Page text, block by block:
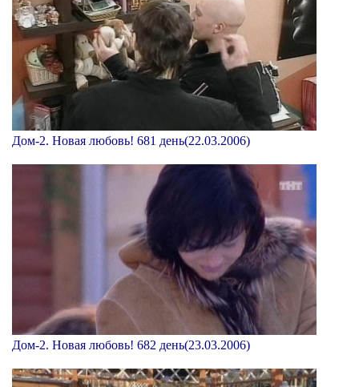
Дом-2. Новая любовь! 681 день(22.03.2006)
Дом-2. Новая любовь! 682 день(23.03.2006)